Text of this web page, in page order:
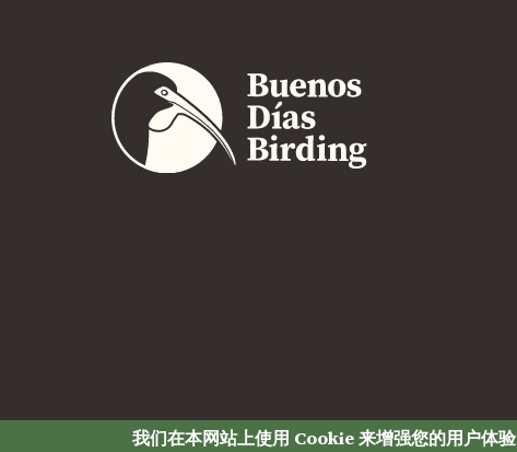
我们在本网站上使用 Cookie 来增强您的用户体验